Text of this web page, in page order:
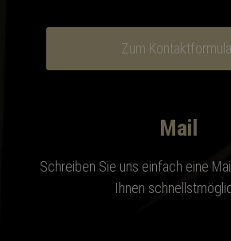
Zum
Mail
Schreiben Sie uns einfach eine
Ihnen